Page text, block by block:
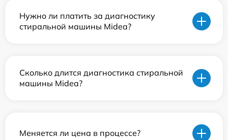
Нужно ли платить за диагностику
стиральной машины Midea?
Сколько длится диагностика стиральной
машины Midea?
Меняется ли цена в процессе?